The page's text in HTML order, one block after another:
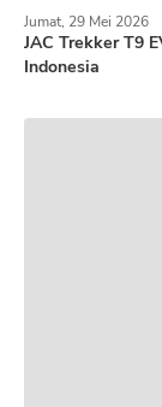
JAC Trekker T9
Indonesia
Jumat, 29 Mei 2026